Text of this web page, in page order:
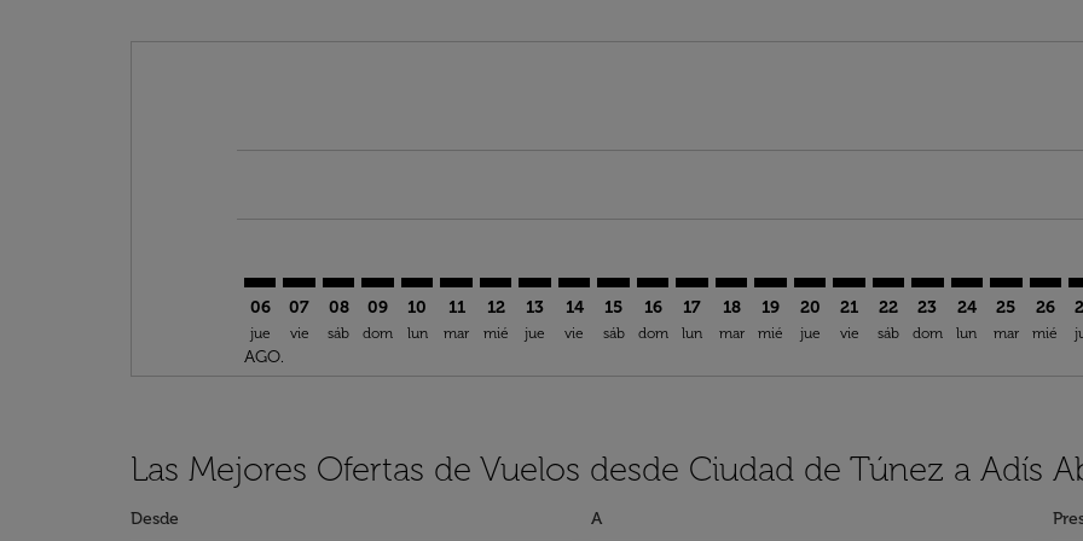
06
jue
AGO.
07
vie
08
sáb
09
dom
10
lun
11
mar
12
mié
13
jue
14
vie
15
sáb
16
dom
17
lun
18
mar
TUN–ADD: cmp-view-offers-
19
mié
TUN–ADD: cmp-view-offers-
20
jue
TUN–ADD: cmp-view-
21
vie
TUN–ADD: cmp-view-
22
sáb
TUN–ADD: cmp-
23
dom
TUN–ADD:
24
lun
25
mar
26
mié
Las Mejores Ofertas de Vuelos desde Ciudad de Túnez a Adís
Desde A